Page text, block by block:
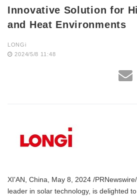
Innovative Solution for
and Heat Environments
LONGi
2024/5/8 11:48
XI'AN, China, May 8, 2024 /
leader in solar technology, is delighted